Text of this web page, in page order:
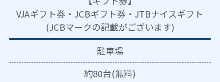
VJAギフト券・JCBギフト券・JTBナイスギフト
(JCBマークの記載がございます)
駐車場
約80台(無料)